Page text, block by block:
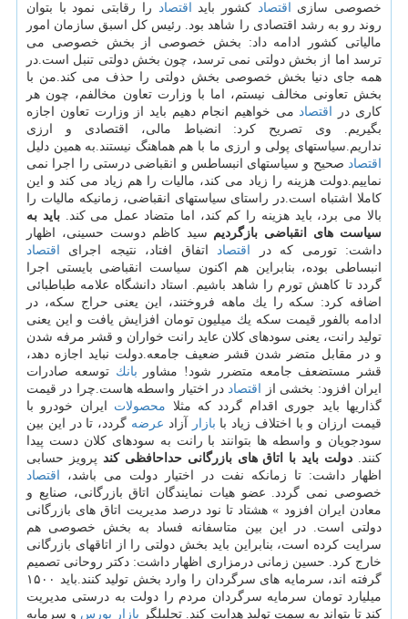
خصوصی سازی
اقتصاد كشور باید اقتصاد را رقابتی نمود با بتوان
روند رو به رشد اقتصادی را شاهد بود. رئیس كل اسبق سازمان امور
مالیاتی كشور ادامه داد: بخش خصوصی از بخش خصوصی می
ترسد اما از بخش دولتی نمی ترسد، چون بخش دولتی تنبل است.در
همه جای دنیا بخش خصوصی بخش دولتی را حذف می كند.من با
بخش تعاونی مخالف نیستم، اما با وزارت تعاون مخالفم، چون هر
كاری در
اقتصادمی خواهیم انجام دهیم باید از وزارت تعاون اجازه
بگیریم. وی تصریح كرد: انضباط مالی، اقتصادی و ارزی
نداریم.سیاستهای پولی و ارزی ما با هم هماهنگ نیستند.به همین دلیل
اقتصاد صحیح و سیاستهای انبساطس و انقباضی درستی را اجرا نمی
نماییم.دولت هزینه را زیاد می كند، مالیات را هم زیاد می كند و این
كاملا اشتباه است.در راستای سیاستهای انقباضی، زمانیكه مالیات را
بالا می برد، باید هزینه را كم كند، اما متضاد عمل می كند.باید به
سیاست های انقباضی بازگردیم سید كاظم دوست حسینی، اظهار
داشت: تورمی كه در
اقتصاداتفاق افتاد، نتیجه اجرای
اقتصاد
انبساطی بوده، بنابراین هم اكنون سیاست انقباضی بایستی اجرا
گردد تا كاهش تورم را شاهد باشیم. استاد دانشگاه علامه طباطبائی
اضافه كرد: سكه را یك ماهه فروختند، این یعنی حراج سكه، در
ادامه بالفور قیمت سكه یك میلیون تومان افزایش یافت و این یعنی
تولید رانت، یعنی سودهای كلان عاید رانت خواران و قشر مرفه شدن
و در مقابل متضر شدن قشر ضعیف جامعه.دولت نباید اجازه دهد،
قشر مستضعف جامعه متضرر شود! مشاور بانك توسعه صادرات
ایران افزود: بخشی از
اقتصاددر اختیار واسطه هاست.چرا در قیمت
گذاریها باید جوری اقدام گردد كه مثلا محصولات ایران خودرو با
قیمت ارزان و با اختلاف زیاد با بازار آزاد عرضه گردد، تا در این بین
سودجویان و واسطه ها بتوانند با رانت به سودهای كلان دست پیدا
كنند. دولت باید با اتاق های بازرگانی حداحافظی كند پرویز حسابی
اظهار داشت: تا زمانكه نفت در اختیار دولت می باشد،
اقتصاد
خصوصی نمی گردد. عضو هیات نمایندگان اتاق بازرگانی، صنایع و
معادن ایران افزود » هشتاد تا نود درصد مدیریت اتاق های بازرگانی
دولتی است. در این بین متاسفانه فساد به بخش خصوصی هم
سرایت كرده است، بنابراین باید بخش دولتی را از اتاقهای بازرگانی
خارج كرد. حسین زمانی درمزاری اظهار داشت: دكتر روحانی تصمیم
گرفته اند، سرمایه های سرگردان را وارد بخش تولید كنند.باید ۱۵۰۰
میلیارد تومان سرمایه سرگردان مردم را دولت به درستی مدیریت
كند تا بتواند به سمت تولید هدایت كند. تحلیلگر بازار بورس و سرمایه